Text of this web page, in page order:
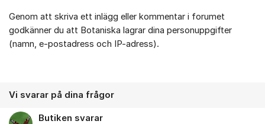
Genom att skriva ett inlägg eller kommentar i forumet
godkänner du att Botaniska lagrar dina personuppgifter
(namn, e-postadress och IP-adress).
Vi svarar på dina frågor
Butiken svarar